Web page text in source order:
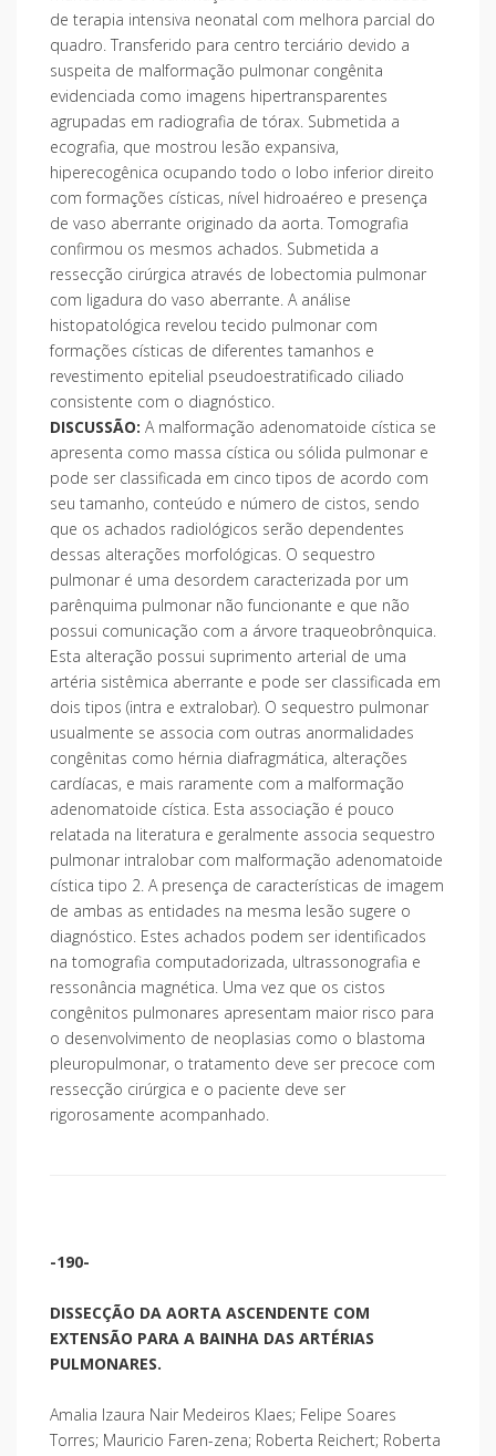
de terapia intensiva neonatal com melhora parcial do
quadro. Transferido para centro terciário devido a
suspeita de malformação pulmonar congênita
evidenciada como imagens hipertransparentes
agrupadas em radiografia de tórax. Submetida a
ecografia, que mostrou lesão expansiva,
hiperecogênica ocupando todo o lobo inferior direito
com formações císticas, nível hidroaéreo e presença
de vaso aberrante originado da aorta. Tomografia
confirmou os mesmos achados. Submetida a
ressecção cirúrgica através de lobectomia pulmonar
com ligadura do vaso aberrante. A análise
histopatológica revelou tecido pulmonar com
formações císticas de diferentes tamanhos e
revestimento epitelial pseudoestratificado ciliado
consistente com o diagnóstico.
DISCUSSÃO: A malformação adenomatoide cística se
apresenta como massa cística ou sólida pulmonar e
pode ser classificada em cinco tipos de acordo com
seu tamanho, conteúdo e número de cistos, sendo
que os achados radiológicos serão dependentes
dessas alterações morfológicas. O sequestro
pulmonar é uma desordem caracterizada por um
parênquima pulmonar não funcionante e que não
possui comunicação com a árvore traqueobrônquica.
Esta alteração possui suprimento arterial de uma
artéria sistêmica aberrante e pode ser classificada em
dois tipos (intra e extralobar). O sequestro pulmonar
usualmente se associa com outras anormalidades
congênitas como hérnia diafragmática, alterações
cardíacas, e mais raramente com a malformação
adenomatoide cística. Esta associação é pouco
relatada na literatura e geralmente associa sequestro
pulmonar intralobar com malformação adenomatoide
cística tipo 2. A presença de características de imagem
de ambas as entidades na mesma lesão sugere o
diagnóstico. Estes achados podem ser identificados
na tomografia computadorizada, ultrassonografia e
ressonância magnética. Uma vez que os cistos
congênitos pulmonares apresentam maior risco para
o desenvolvimento de neoplasias como o blastoma
pleuropulmonar, o tratamento deve ser precoce com
ressecção cirúrgica e o paciente deve ser
rigorosamente acompanhado.
-190-
DISSECÇÃO DA AORTA ASCENDENTE COM
EXTENSÃO PARA A BAINHA DAS ARTÉRIAS
PULMONARES.
Amalia Izaura Nair Medeiros Klaes; Felipe Soares
Torres; Mauricio Faren-zena; Roberta Reichert; Roberta